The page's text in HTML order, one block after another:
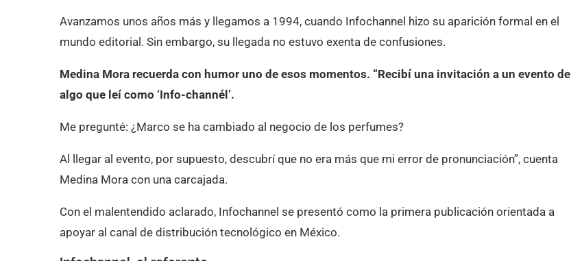
Avanzamos unos años más y llegamos a 1994, cuando Infochannel hizo su aparición formal en el
mundo editorial. Sin embargo, su llegada no estuvo exenta de confusiones.
Medina Mora recuerda con humor uno de esos momentos. “Recibí una invitación a un evento de
algo que leí como ‘Info-channél’.
Me pregunté: ¿Marco se ha cambiado al negocio de los perfumes?
Al llegar al evento, por supuesto, descubrí que no era más que mi error de pronunciación”, cuenta
Medina Mora con una carcajada.
Con el malentendido aclarado, Infochannel se presentó como la primera publicación orientada a
apoyar al canal de distribución tecnológico en México.